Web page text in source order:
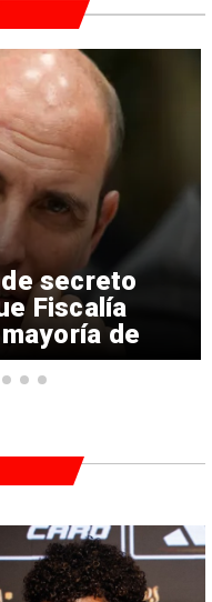
secreto
Fiscalía
de